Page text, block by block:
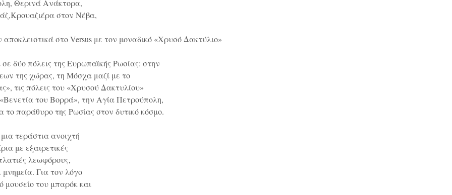
Θερινά Ανάκτορα,
στον Νέβα,
στο Versus με τον μοναδικό «Χρυσό Δακτύλιο»
σε δύο πόλεις της Ευρωπαϊκής Ρωσίας: στην
της χώρας, τη Μόσχα μαζί με το
τις πόλεις του «Χρυσού Δακτυλίου»
του Βορρά», την Αγία Πετρούπολη,
το παράθυρο της Ρωσίας στον δυτικό κόσμο.
τεράστια ανοιχτή
με εξαιρετικές
λεωφόρους,
Για τον λόγο
μουσείο του μπαρόκ και